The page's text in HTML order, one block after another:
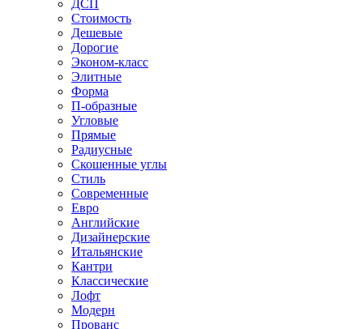
ДСП
Стоимость
Дешевые
Дорогие
Эконом-класс
Элитные
Форма
П-образные
Угловые
Прямые
Радиусные
Скошенные углы
Стиль
Современные
Евро
Английские
Дизайнерские
Итальянские
Кантри
Классические
Лофт
Модерн
Прованс